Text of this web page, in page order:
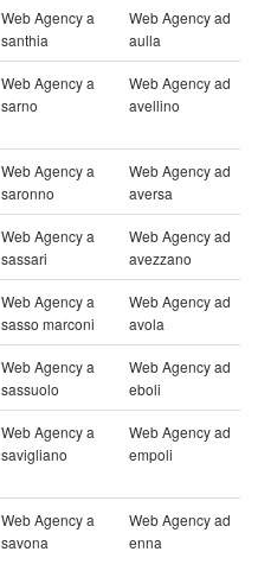
Web Agency a
santhia
Web Agency ad
aulla
Web Agency a
sarno
Web Agency ad
avellino
Web Agency a
saronno
Web Agency ad
aversa
Web Agency a
sassari
Web Agency ad
avezzano
Web Agency a
sasso marconi
Web Agency ad
avola
Web Agency a
sassuolo
Web Agency ad
eboli
Web Agency a
savigliano
Web Agency ad
empoli
Web Agency a
savona
Web Agency ad
enna